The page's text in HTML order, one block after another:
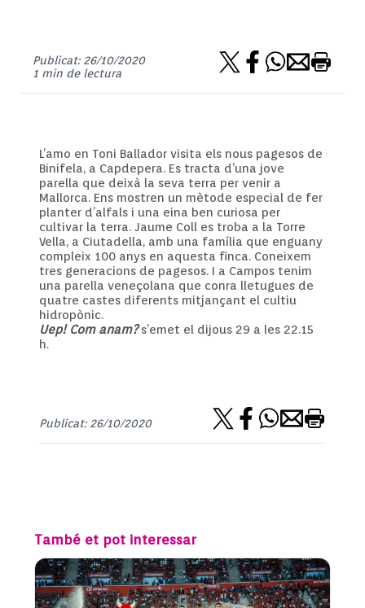
Publicat: 26/10/2020
1 min de lectura
L’amo en Toni Ballador visita els nous pagesos de
Binifela, a Capdepera. Es tracta d’una jove
parella que deixà la seva terra per venir a
Mallorca. Ens mostren un mètode especial de fer
planter d’alfals i una eina ben curiosa per
cultivar la terra. Jaume Coll es troba a la Torre
Vella, a Ciutadella, amb una família que enguany
compleix 100 anys en aquesta finca. Coneixem
tres generacions de pagesos. I a Campos tenim
una parella veneçolana que conra lletugues de
quatre castes diferents mitjançant el cultiu
hidropònic.
Uep! Com anam?s’emet el dijous 29 a les 22.15
h.
Publicat: 26/10/2020
També et pot interessar